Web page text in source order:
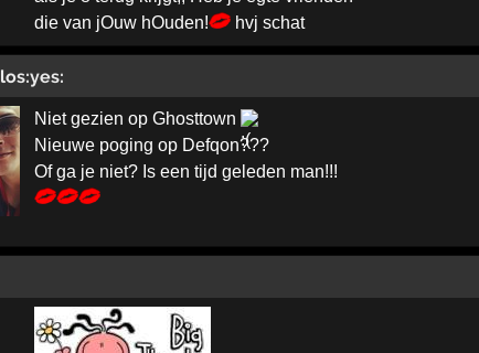
die van jOuw hOuden!
hvj schat
Niet gezien op Ghosttown
Nieuwe poging op Defqon???
Of ga je niet? Is een tijd geleden man!!!